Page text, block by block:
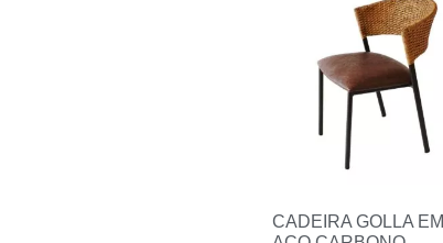
CADEIRA GOLLA EM